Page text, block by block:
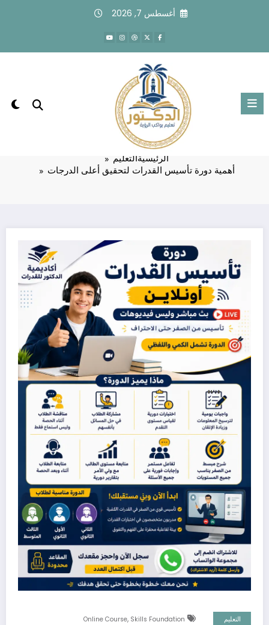
أغسطس 7, 2026
أهمية دورة تأسيس القدرات لتحقيق أعلى
الدرجات
الرئيسيةالتعليم
أهمية دورة تأسيس القدرات لتحقيق أعلى الدرجات
التعليم Online Course, Skills Foundation